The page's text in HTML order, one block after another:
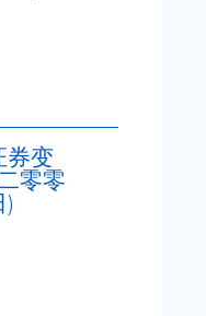
券变
零零
)